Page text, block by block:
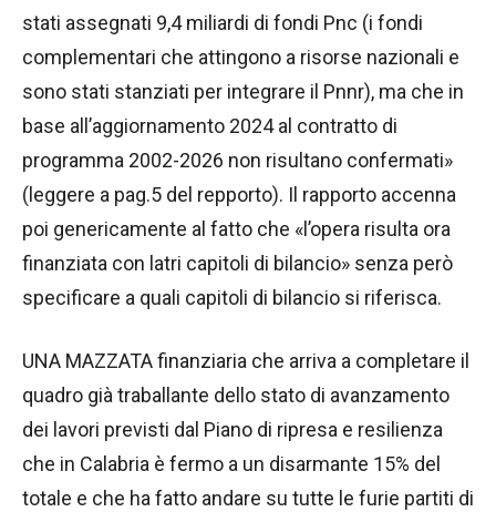
stati assegnati 9,4 miliardi di fondi Pnc (i fondi
complementari che attingono a risorse nazionali e
sono stati stanziati per integrare il Pnnr), ma che in
base all’aggiornamento 2024 al contratto di
programma 2002-2026 non risultano confermati»
(leggere a pag.5 del repporto). Il rapporto accenna
poi genericamente al fatto che «l’opera risulta ora
finanziata con latri capitoli di bilancio» senza però
specificare a quali capitoli di bilancio si riferisca.
UNA MAZZATA finanziaria che arriva a completare il
quadro già traballante dello stato di avanzamento
dei lavori previsti dal Piano di ripresa e resilienza
che in Calabria è fermo a un disarmante 15% del
totale e che ha fatto andare su tutte le furie partiti di